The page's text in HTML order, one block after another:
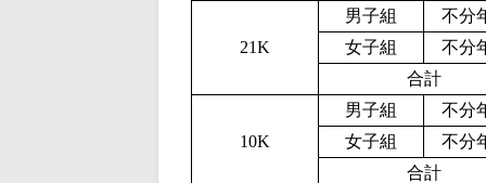
21K
男子組
不分
女子組
不分
合計
10K
男子組
不分
女子組
不分
合計